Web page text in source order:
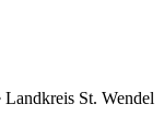
Landkreis St. Wendel